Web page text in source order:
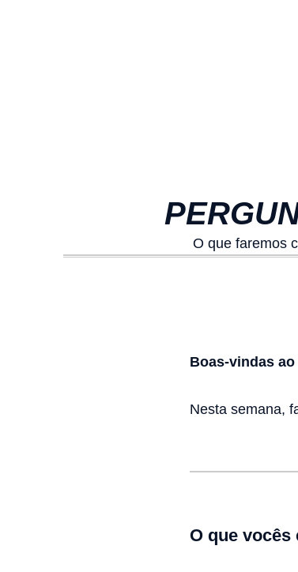
O que faremos
Boas-vindas
Nesta semana,
O que